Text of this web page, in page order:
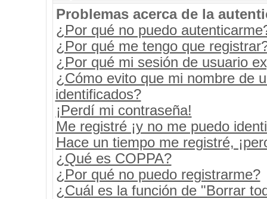
Problemas acerca de la
¿Por qué no puedo
¿Por qué me tengo que
¿Por qué mi sesión de usuario
¿Cómo evito que mi nombre de
identificados?
¡Perdí mi contraseña!
Me registré ¡y no me puedo
Hace un tiempo me registré,
¿Qué es COPPA?
¿Por qué no puedo registrarme?
¿Cuál es la función de "Borrar